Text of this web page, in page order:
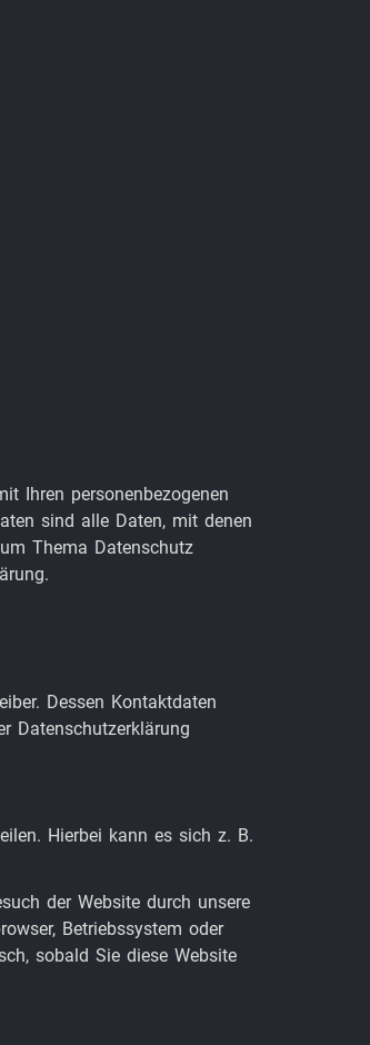
Ihren personenbezogenen
sind alle Daten, mit denen
Thema Datenschutz
Dessen Kontaktdaten
Datenschutzerklärung
Hierbei kann es sich z. B.
der Website durch unsere
Betriebssystem oder
sobald Sie diese Website